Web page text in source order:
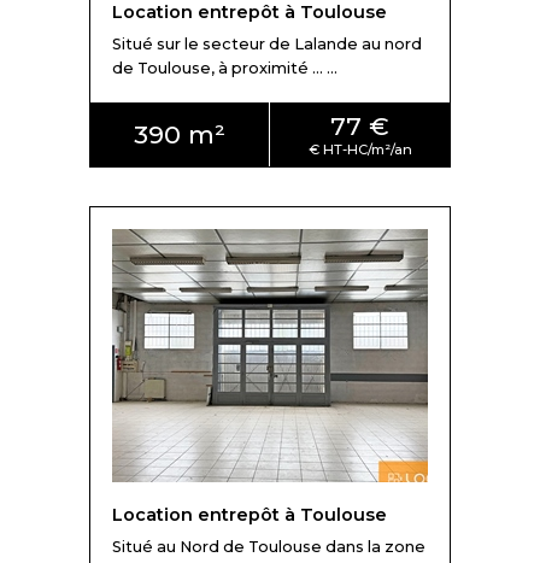
Location entrepôt à Toulouse
Situé sur le secteur de Lalande au nord
de Toulouse, à proximité ... ...
390 m² 77 €
Location entrepôt à Toulouse
Situé au Nord de Toulouse dans la zone